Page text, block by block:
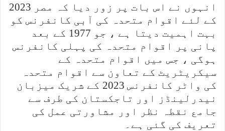
انہوں نے اس بات پر زور دیا کہ مصر 2023
کے لئے اقوام متحدہ کی آبی کانفرنس کو
بہت اہمیت دیتا ہے ، جو 1977 کے بعد
پانی پر اقوام متحدہ کی پہلی کانفرنس
ہوگی ، جس میں اقوام متحدہ کے
سیکریٹریٹ کے تعاون سے اقوام متحدہ
کی واٹر کانفرنس 2023 کے شریک میزبان
نیدرلینڈز اور تاجکستان کی طرف سے
جامع نقطہ نظر اور مشاورتی عمل کی
تعریف کی گئی ہے۔